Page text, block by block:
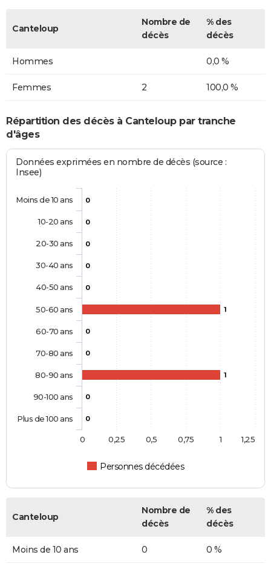
Canteloup
Nombre de
décès
% des
décès
Hommes 0,0 %
Femmes 2 100,0 %
Répartition des décès à Canteloup par tranche
d'âges
Données exprimées en nombre de décès (source :
Insee)
0
0
0
0
0
1
0
0
1
0
0
Personnes décédées
Moins de 10 ans
10-20 ans
20-30 ans
30-40 ans
40-50 ans
50-60 ans
60-70 ans
70-80 ans
80-90 ans
90-100 ans
Plus de 100 ans
0 1
0,25 0,5 0,75 1,25
Canteloup
Nombre de
décès
% des
décès
Moins de 10 ans 0 0 %